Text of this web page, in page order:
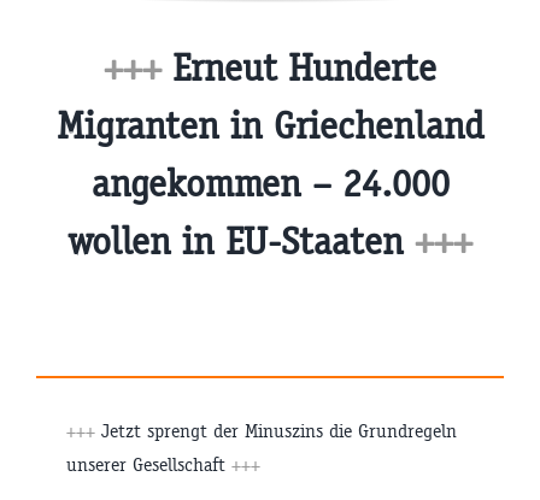
+++Erneut Hunderte
Migranten in Griechenland
angekommen – 24.000
wollen in EU-Staaten +++
+++ Jetzt sprengt der Minuszins die Grundregeln
unserer Gesellschaft +++